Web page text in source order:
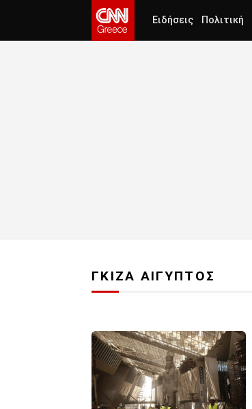
Ειδήσεις Πολιτική
ΓΚΙΖΑ ΑΙΓΥΠΤΟΣ